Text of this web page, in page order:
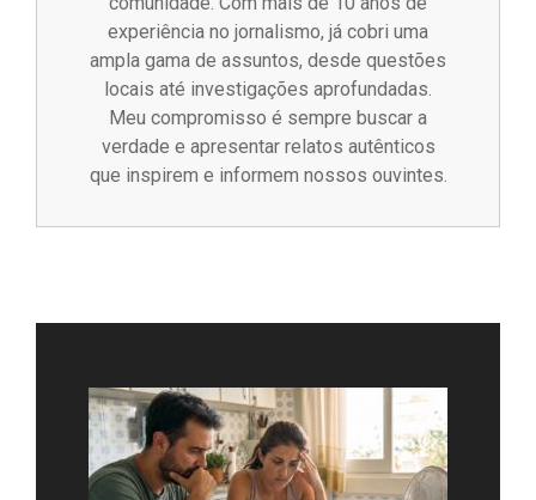
experiência no jornalismo, já cobri uma
ampla gama de assuntos, desde questões
locais até investigações aprofundadas.
Meu compromisso é sempre buscar a
verdade e apresentar relatos autênticos
que inspirem e informem nossos ouvintes.